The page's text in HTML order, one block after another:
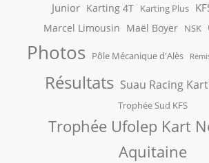
Junior Karting 4T Karting Plus
Marcel Limousin Maël Boyer NSK
Photos Pôle Mécanique d'Alès
Résultats Suau Racing Kart
Trophée Sud KFS
Trophée Ufolep Kart
Aquitaine